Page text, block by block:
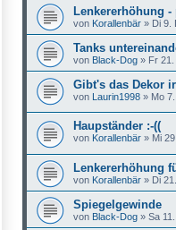
Lenkererhöhung
von Korallenbär » Di 9.
Tanks
von Black-Dog » Fr
Gibt's das Dekor
von Laurin1998 » Mo
Haupständer :-((
von Korallenbär » Mi
Lenkererhöhung
von Korallenbär » Di
Spiegelgewinde
von Black-Dog » Sa